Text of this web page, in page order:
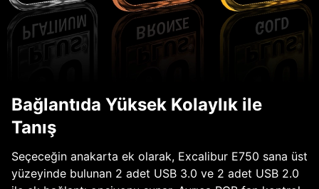
Bağlantıda Yüksek Kolaylık ile
Tanış
Seçeceğin anakarta ek olarak, Excalibur E750 sana üst
yüzeyinde bulunan 2 adet USB 3.0 ve 2 adet USB 2.0